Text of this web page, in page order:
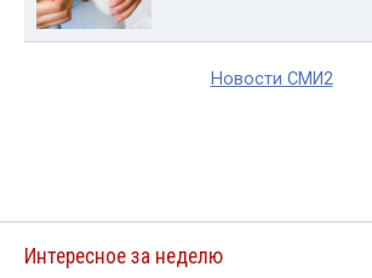
Новости СМИ2
Интересное за неделю